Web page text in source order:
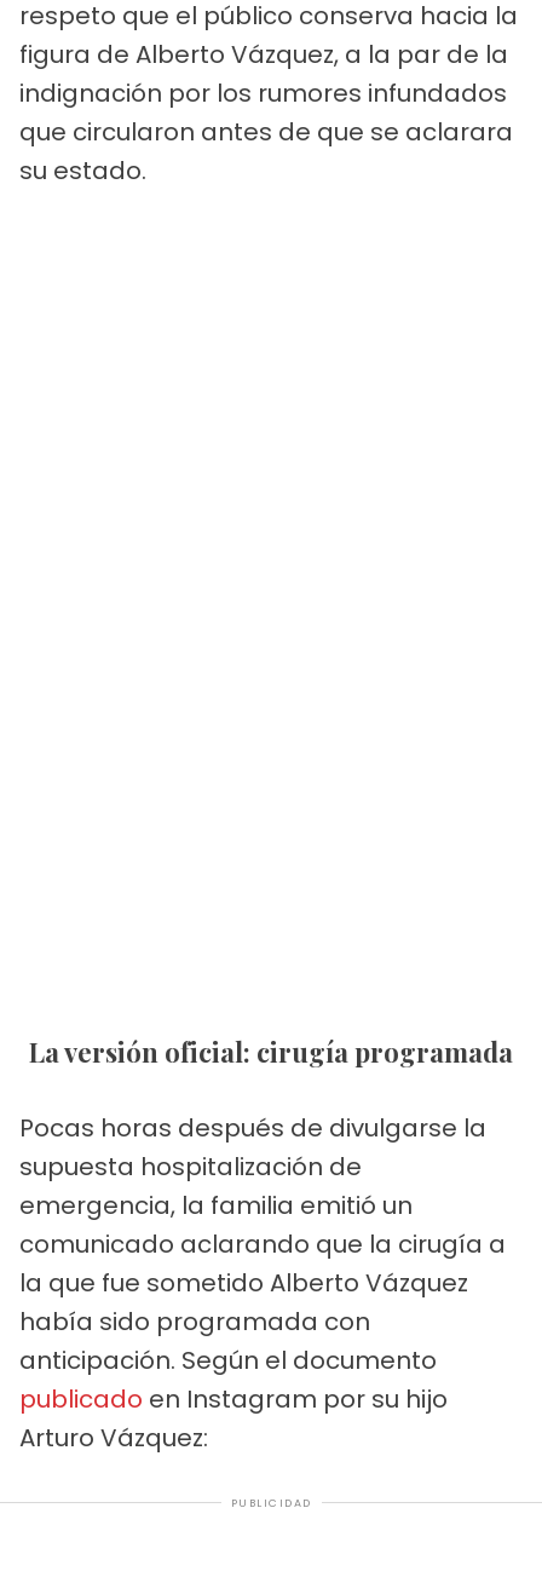
respeto que el público conserva hacia la
figura de Alberto Vázquez, a la par de la
indignación por los rumores infundados
que circularon antes de que se aclarara
su estado.
La versión oficial: cirugía programada
Pocas horas después de divulgarse la
supuesta hospitalización de
emergencia, la familia emitió un
comunicado aclarando que la cirugía a
la que fue sometido Alberto Vázquez
había sido programada con
anticipación. Según el documento
publicado en Instagram por su hijo
Arturo Vázquez:
PUBLICIDAD